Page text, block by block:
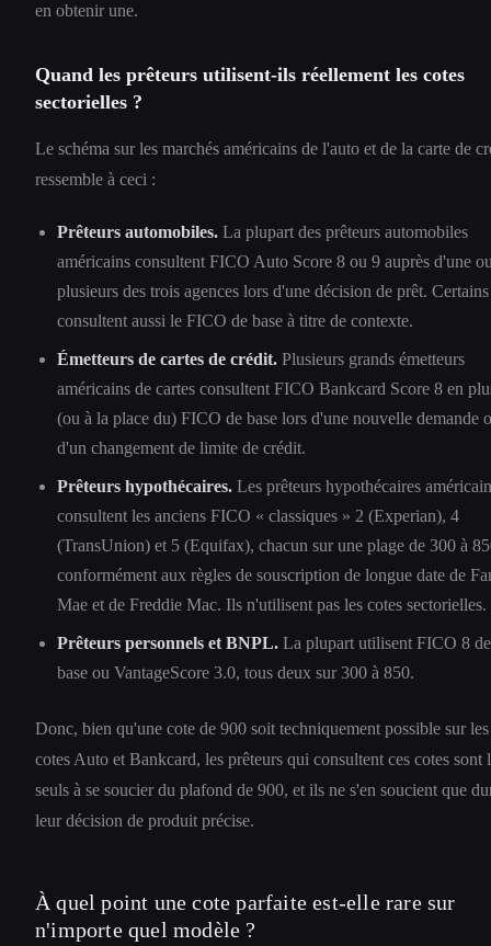
en obtenir une.
Quand les prêteurs utilisent-ils réellement les cotes
sectorielles ?
Le schéma sur les marchés américains de l'auto et de la carte de
ressemble à ceci :
Prêteurs automobiles. La plupart des prêteurs automobiles
américains consultent FICO Auto Score 8 ou 9 auprès d'une
plusieurs des trois agences lors d'une décision de prêt. Certains
consultent aussi le FICO de base à titre de contexte.
Émetteurs de cartes de crédit. Plusieurs grands émetteurs
américains de cartes consultent FICO Bankcard Score 8 en
(ou à la place du) FICO de base lors d'une nouvelle demande
d'un changement de limite de crédit.
Prêteurs hypothécaires. Les prêteurs hypothécaires
consultent les anciens FICO « classiques » 2 (Experian), 4
(TransUnion) et 5 (Equifax), chacun sur une plage de 300 à
conformément aux règles de souscription de longue date de
Mae et de Freddie Mac. Ils n'utilisent pas les cotes sectorielles.
Prêteurs personnels et BNPL. La plupart utilisent FICO 8 de
base ou VantageScore 3.0, tous deux sur 300 à 850.
Donc, bien qu'une cote de 900 soit techniquement possible sur les
cotes Auto et Bankcard, les prêteurs qui consultent ces cotes sont
seuls à se soucier du plafond de 900, et ils ne s'en soucient que
leur décision de produit précise.
À quel point une cote parfaite est-elle rare sur
n'importe quel modèle ?